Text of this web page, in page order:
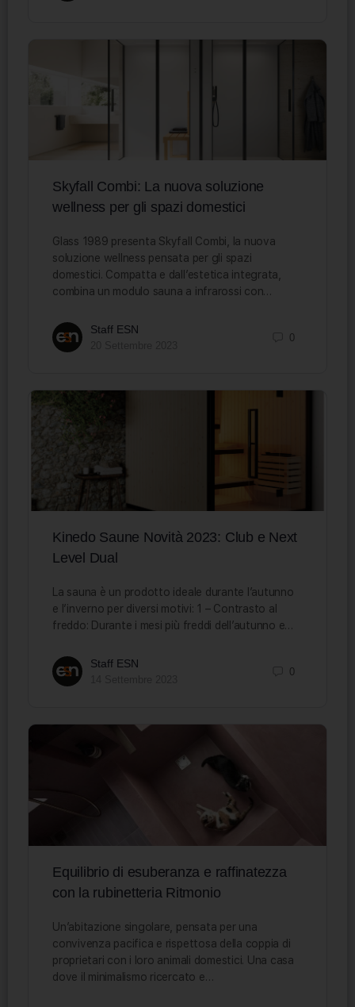
Skyfall Combi: La nuova soluzione
wellness per gli spazi domestici
Glass 1989 presenta Skyfall Combi, la nuova
soluzione wellness pensata per gli spazi
domestici. Compatta e dall’estetica integrata,
combina un modulo sauna a infrarossi con…
Staff ESN
0
Kinedo Saune Novità 2023: Club e Next
Level Dual
La sauna è un prodotto ideale durante l’autunno
e l’inverno per diversi motivi: 1 – Contrasto al
freddo: Durante i mesi più freddi dell’autunno e…
Staff ESN
0
Equilibrio di esuberanza e raffinatezza
con la rubinetteria Ritmonio
Un’abitazione singolare, pensata per una
convivenza pacifica e rispettosa della coppia di
proprietari con i loro animali domestici. Una casa
dove il minimalismo ricercato e…